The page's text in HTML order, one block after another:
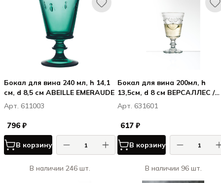
Бокал для вина 240 мл, h 14,1
см, d 8,5 см ABEILLE EMERAUDE
Арт. 611003
796 ₽
В корзину
В наличии 246 шт.
Бокал для вина 200мл, h
13,5см, d 8 см ВЕРСАЛЛЕС /
VERSAILLES
Арт. 631601
617 ₽
В корзину
В наличии 96 шт.